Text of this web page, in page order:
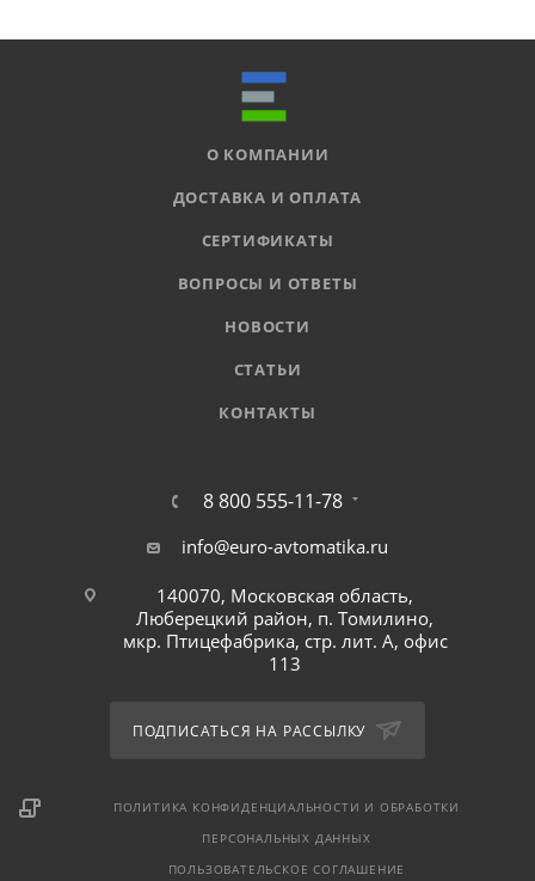
О КОМПАНИИ
ДОСТАВКА И ОПЛАТА
СЕРТИФИКАТЫ
ВОПРОСЫ И ОТВЕТЫ
НОВОСТИ
СТАТЬИ
КОНТАКТЫ
8 800 555-11-78
info@euro-avtomatika.ru
140070, Московская область,
Люберецкий район, п. Томилино,
мкр. Птицефабрика, стр. лит. А, офис
113
ПОДПИСАТЬСЯ НА РАССЫЛКУ
ПОЛИТИКА КОНФИДЕНЦИАЛЬНОСТИ И ОБРАБОТКИ
ПЕРСОНАЛЬНЫХ ДАННЫХ
ПОЛЬЗОВАТЕЛЬСКОЕ СОГЛАШЕНИЕ